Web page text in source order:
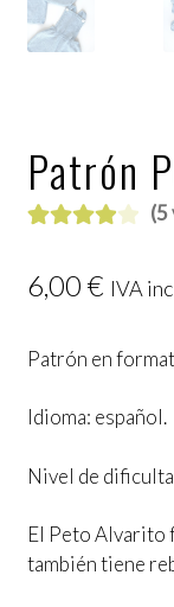
Patrón
con4.00
valoracio
(5
6,00 € IVA
Patrón en
Idioma: español.
Nivel de
El Peto Alvarito
también tiene